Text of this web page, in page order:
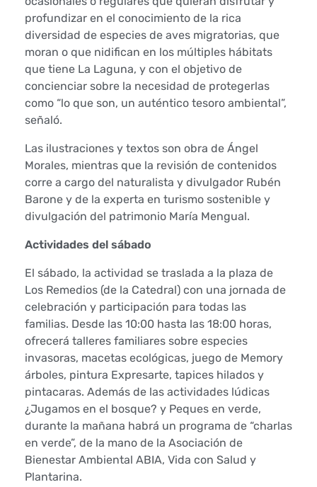
r
b
o
l
c
o
n
a
c
t
i
v
i
d
a
d
profundizar en el conocimiento de la rica
diversidad de especies de aves migratorias, que
moran o que nidifican en los múltiples hábitats
que tiene La Laguna, y con el objetivo de
concienciar sobre la necesidad de protegerlas
como “lo que son, un auténtico tesoro ambiental”,
señaló.
Las ilustraciones y textos son obra de Ángel
Morales, mientras que la revisión de contenidos
corre a cargo del naturalista y divulgador Rubén
Barone y de la experta en turismo sostenible y
divulgación del patrimonio María Mengual.
Actividades del sábado
El sábado, la actividad se traslada a la plaza de
Los Remedios (de la Catedral) con una jornada de
celebración y participación para todas las
familias. Desde las 10:00 hasta las 18:00 horas,
ofrecerá talleres familiares sobre especies
invasoras, macetas ecológicas, juego de Memory
árboles, pintura Expresarte, tapices hilados y
pintacaras. Además de las actividades lúdicas
¿Jugamos en el bosque? y Peques en verde,
durante la mañana habrá un programa de “charlas
en verde”, de la mano de la Asociación de
Bienestar Ambiental ABIA, Vida con Salud y
Plantarina.